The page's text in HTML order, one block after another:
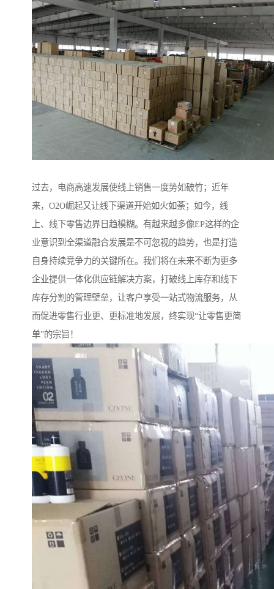
过去，电商高速发展使线上销售一度势如破竹；近年
来，O2O崛起又让线下渠道开始如火如荼；如今，线
上、线下零售边界日趋模糊。有越来越多像EP这样的企
业意识到全渠道融合发展是不可忽视的趋势，也是打造
自身持续竞争力的关键所在。我们将在未来不断为更多
企业提供一体化供应链解决方案，打破线上库存和线下
库存分割的管理壁垒，让客户享受一站式物流服务，从
而促进零售行业更、更标准地发展，终实现“让零售更简
单”的宗旨！